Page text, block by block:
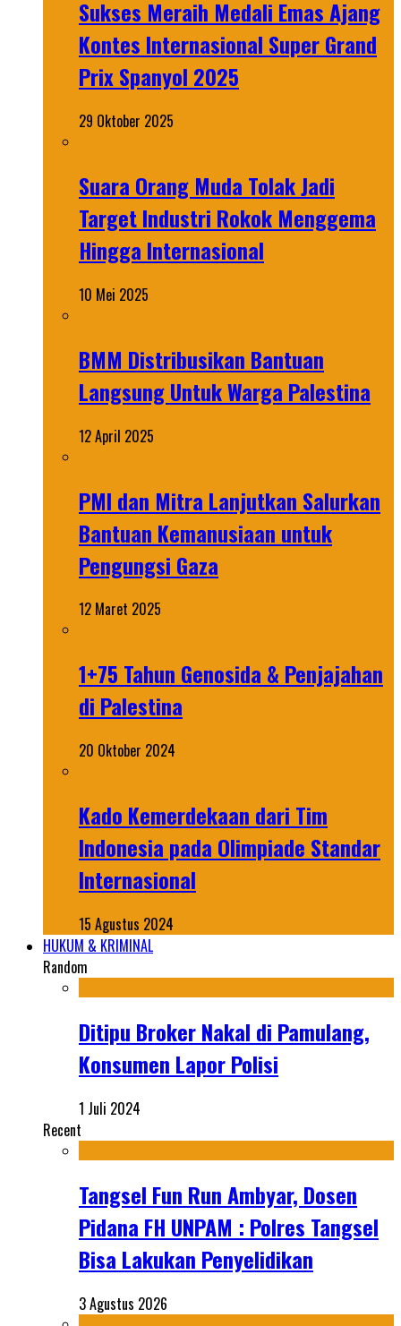
Sukses Meraih Medali Emas Ajang
Kontes Internasional Super Grand
Prix Spanyol 2025
29 Oktober 2025
Suara Orang Muda Tolak Jadi
Target Industri Rokok Menggema
Hingga Internasional
10 Mei 2025
BMM Distribusikan Bantuan
Langsung Untuk Warga Palestina
12 April 2025
PMI dan Mitra Lanjutkan Salurkan
Bantuan Kemanusiaan untuk
Pengungsi Gaza
12 Maret 2025
1+75 Tahun Genosida & Penjajahan
di Palestina
20 Oktober 2024
Kado Kemerdekaan dari Tim
Indonesia pada Olimpiade Standar
Internasional
15 Agustus 2024
HUKUM & KRIMINAL
Random
Ditipu Broker Nakal di Pamulang,
Konsumen Lapor Polisi
1 Juli 2024
Recent
Tangsel Fun Run Ambyar, Dosen
Pidana FH UNPAM : Polres Tangsel
Bisa Lakukan Penyelidikan
3 Agustus 2026